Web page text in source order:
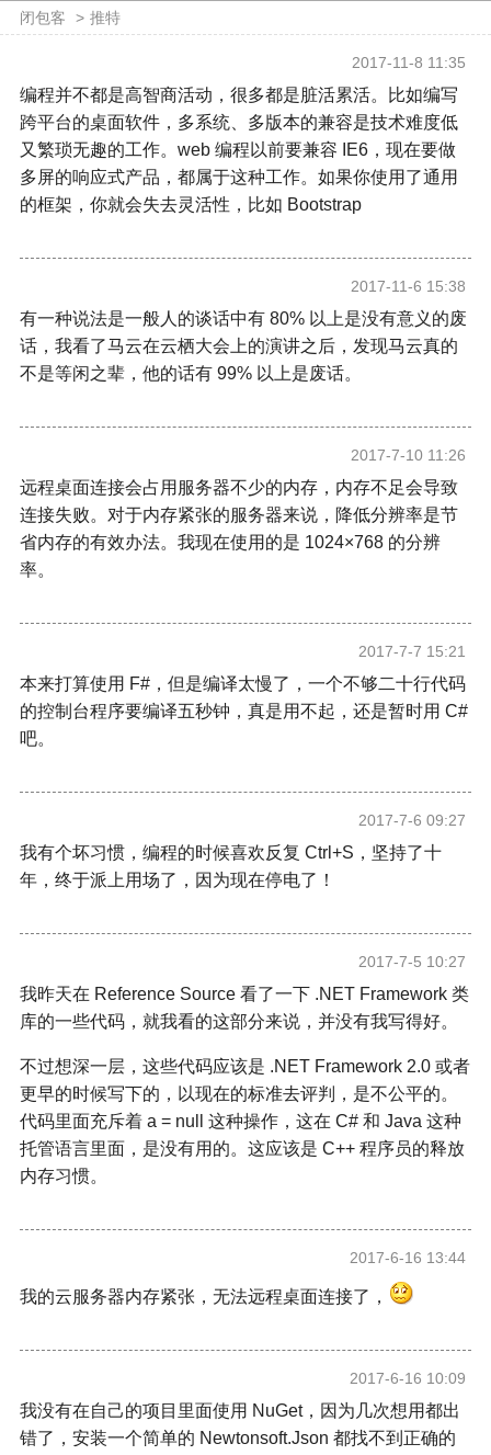
闭包客 > 推特
2017-11-8 11:35
编程并不都是高智商活动，很多都是脏活累活。比如编写
跨平台的桌面软件，多系统、多版本的兼容是技术难度低
又繁琐无趣的工作。web 编程以前要兼容 IE6，现在要做
多屏的响应式产品，都属于这种工作。如果你使用了通用
的框架，你就会失去灵活性，比如 Bootstrap
2017-11-6 15:38
有一种说法是一般人的谈话中有 80% 以上是没有意义的废
话，我看了马云在云栖大会上的演讲之后，发现马云真的
不是等闲之辈，他的话有 99% 以上是废话。
2017-7-10 11:26
远程桌面连接会占用服务器不少的内存，内存不足会导致
连接失败。对于内存紧张的服务器来说，降低分辨率是节
省内存的有效办法。我现在使用的是 1024×768 的分辨
率。
2017-7-7 15:21
本来打算使用 F#，但是编译太慢了，一个不够二十行代码
的控制台程序要编译五秒钟，真是用不起，还是暂时用 C#
吧。
2017-7-6 09:27
我有个坏习惯，编程的时候喜欢反复 Ctrl+S，坚持了十
年，终于派上用场了，因为现在停电了！
2017-7-5 10:27
我昨天在 Reference Source 看了一下 .NET Framework 类
库的一些代码，就我看的这部分来说，并没有我写得好。
不过想深一层，这些代码应该是 .NET Framework 2.0 或者
更早的时候写下的，以现在的标准去评判，是不公平的。
代码里面充斥着 a = null 这种操作，这在 C# 和 Java 这种
托管语言里面，是没有用的。这应该是 C++ 程序员的释放
内存习惯。
2017-6-16 13:44
我的云服务器内存紧张，无法远程桌面连接了，
2017-6-16 10:09
我没有在自己的项目里面使用 NuGet，因为几次想用都出
错了，安装一个简单的 Newtonsoft.Json 都找不到正确的